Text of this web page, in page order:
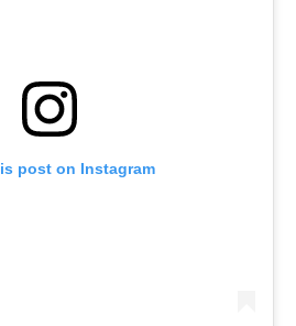
post on Instagram